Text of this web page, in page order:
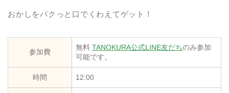
おかしをパクっと口でくわえてゲット！
参加費
無料 TANOKURA公式LINE友だちのみ参加
可能です。
時間 12:00